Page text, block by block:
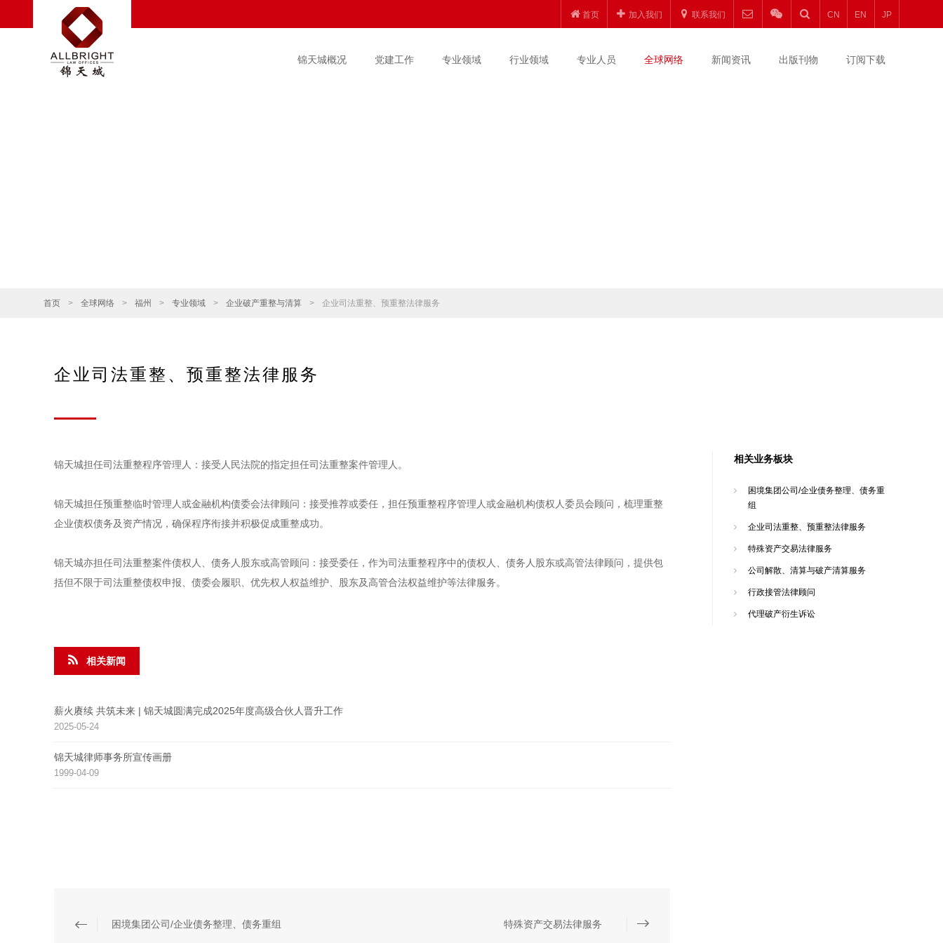
首页 加入我们 联系我们 CN EN JP
锦天城概况 党建工作 专业领域 行业领域 专业人员 全球网络 新闻资讯 出版刊物 订阅下载
首页 > 全球网络 > 福州 > 专业领域 > 企业破产重整与清算 > 企业司法重整、预重整法律服务
企业司法重整、预重整法律服务
锦天城担任司法重整程序管理人：接受人民法院的指定担任司法重整案件管理人。
锦天城担任预重整临时管理人或金融机构债委会法律顾问：接受推荐或委任，担任预重整程序管理人或金融机构债权人委员会顾问，梳理重整
企业债权债务及资产情况，确保程序衔接并积极促成重整成功。
锦天城亦担任司法重整案件债权人、债务人股东或高管顾问：接受委任，作为司法重整程序中的债权人、债务人股东或高管法律顾问，提供包
括但不限于司法重整债权申报、债委会履职、优先权人权益维护、股东及高管合法权益维护等法律服务。
相关新闻
薪火赓续 共筑未来 | 锦天城圆满完成2025年度高级合伙人晋升工作
2025-05-24
锦天城律师事务所宣传画册
1999-04-09
困境集团公司/企业债务整理、债务重组 特殊资产交易法律服务
相关业务板块
困境集团公司/企业债务整理、债务重
组
企业司法重整、预重整法律服务
特殊资产交易法律服务
公司解散、清算与破产清算服务
行政接管法律顾问
代理破产衍生诉讼